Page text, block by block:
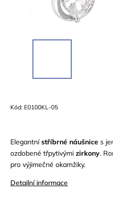
Kód: E0100KL-05
Elegantnístříbrné náušnice s
ozdobené třpytivými zirkony.
pro výjimečné okamžiky.
Detailní informace